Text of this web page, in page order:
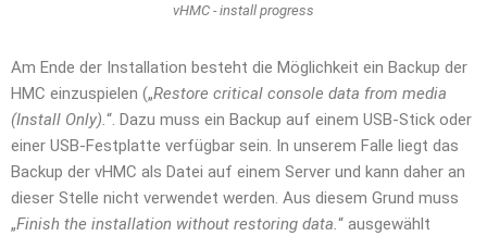
vHMC - install progress
Am Ende der Installation besteht die Möglichkeit ein Backup der
HMC einzuspielen („Restore critical console data from media
(Install Only).“. Dazu muss ein Backup auf einem USB-Stick oder
einer USB-Festplatte verfügbar sein. In unserem Falle liegt das
Backup der vHMC als Datei auf einem Server und kann daher an
dieser Stelle nicht verwendet werden. Aus diesem Grund muss
„Finish the installation without restoring data.“ ausgewählt